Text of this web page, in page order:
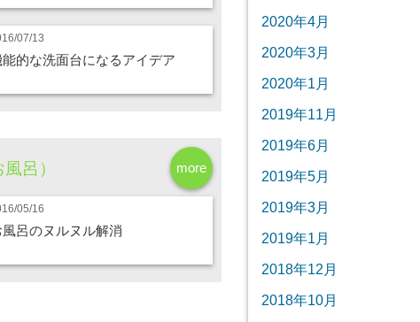
07/13
能的な洗面台になるアイデア
more
呂）
05/16
風呂のヌルヌル解消
2020年4月
2020年3月
2020年1月
2019年11月
2019年6月
2019年5月
2019年3月
2019年1月
2018年12月
2018年10月